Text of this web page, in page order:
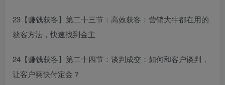
23【赚钱获客】第二十三节：高效获客：营销大牛都在用的
获客方法，快速找到金主
24【赚钱获客】第二十四节：谈判成交：如何和客户谈判，
让客户爽快付定金？